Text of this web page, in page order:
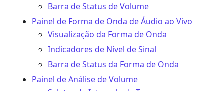
Barra de Status de Volume
Painel de Forma de Onda de Áudio ao Vivo
Visualização da Forma de Onda
Indicadores de Nível de Sinal
Barra de Status da Forma de Onda
Painel de Análise de Volume